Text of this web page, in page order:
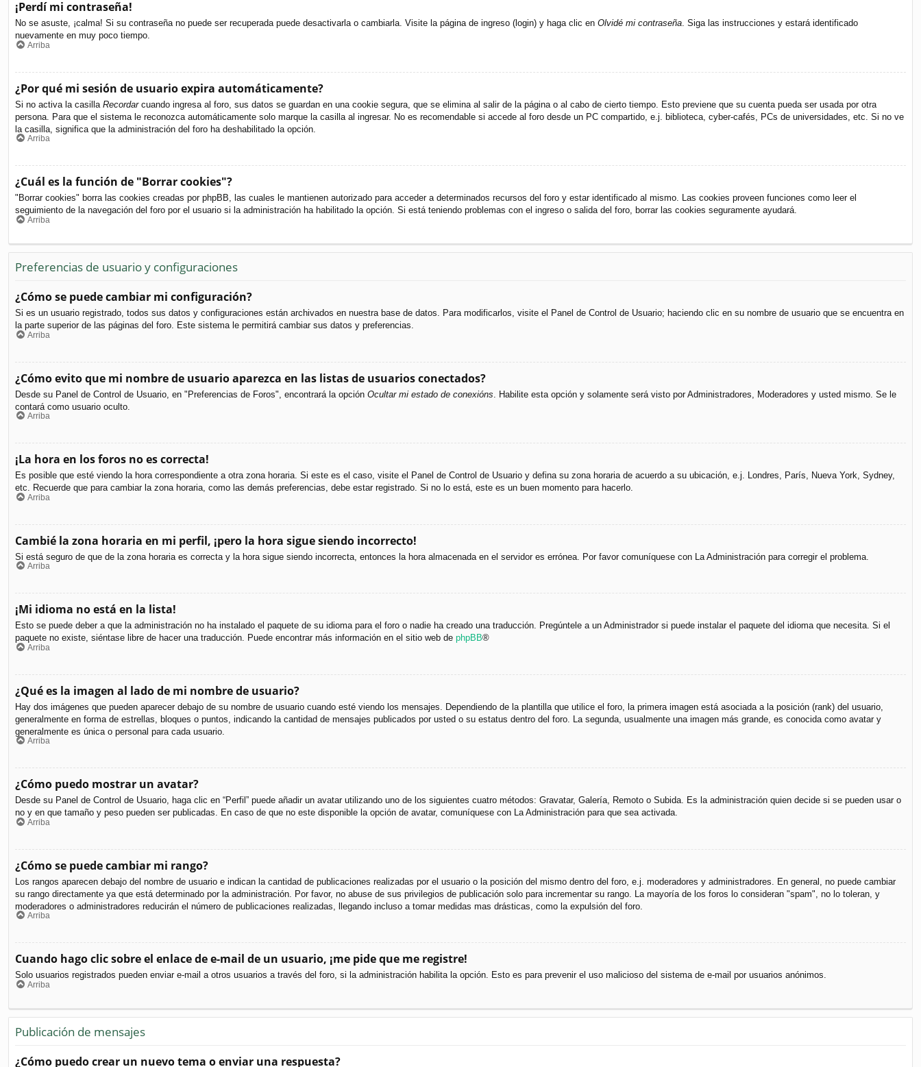
¡Perdí mi contraseña!
No se asuste, ¡calma! Si su contraseña no puede ser recuperada puede desactivarla o cambiarla. Visite la página de ingreso (login) y haga clic en Olvidé mi contraseña. Siga las instrucciones y estará identificado
nuevamente en muy poco tiempo.
Arriba
¿Por qué mi sesión de usuario expira automáticamente?
Si no activa la casilla Recordarcuando ingresa al foro, sus datos se guardan en una cookie segura, que se elimina al salir de la página o al cabo de cierto tiempo. Esto previene que su cuenta pueda ser usada por otra
persona. Para que el sistema le reconozca automáticamente solo marque la casilla al ingresar. No es recomendable si accede al foro desde un PC compartido, e.j. biblioteca, cyber-cafés, PCs de universidades, etc. Si no ve
la casilla, significa que la administración del foro ha deshabilitado la opción.
Arriba
¿Cuál es la función de "Borrar cookies"?
"Borrar cookies" borra las cookies creadas por phpBB, las cuales le mantienen autorizado para acceder a determinados recursos del foro y estar identificado al mismo. Las cookies proveen funciones como leer el
seguimiento de la navegación del foro por el usuario si la administración ha habilitado la opción. Si está teniendo problemas con el ingreso o salida del foro, borrar las cookies seguramente ayudará.
Arriba
Preferencias de usuario y configuraciones
¿Cómo se puede cambiar mi configuración?
Si es un usuario registrado, todos sus datos y configuraciones están archivados en nuestra base de datos. Para modificarlos, visite el Panel de Control de Usuario; haciendo clic en su nombre de usuario que se encuentra en
la parte superior de las páginas del foro. Este sistema le permitirá cambiar sus datos y preferencias.
Arriba
¿Cómo evito que mi nombre de usuario aparezca en las listas de usuarios conectados?
Desde su Panel de Control de Usuario, en "Preferencias de Foros", encontrará la opción Ocultar mi estado de conexións . Habilite esta opción y solamente será visto por Administradores, Moderadores y usted mismo. Se le
contará como usuario oculto.
Arriba
¡La hora en los foros no es correcta!
Es posible que esté viendo la hora correspondiente a otra zona horaria. Si este es el caso, visite el Panel de Control de Usuario y defina su zona horaria de acuerdo a su ubicación, e.j. Londres, París, Nueva York, Sydney,
etc. Recuerde que para cambiar la zona horaria, como las demás preferencias, debe estar registrado. Si no lo está, este es un buen momento para hacerlo.
Arriba
Cambié la zona horaria en mi perfil, ¡pero la hora sigue siendo incorrecto!
Si está seguro de que de la zona horaria es correcta y la hora sigue siendo incorrecta, entonces la hora almacenada en el servidor es errónea. Por favor comuníquese con La Administración para corregir el problema.
Arriba
¡Mi idioma no está en la lista!
Esto se puede deber a que la administración no ha instalado el paquete de su idioma para el foro o nadie ha creado una traducción. Pregúntele a un Administrador si puede instalar el paquete del idioma que necesita. Si el
paquete no existe, siéntase libre de hacer una traducción. Puede encontrar más información en el sitio web de phpBB®
Arriba
¿Qué es la imagen al lado de mi nombre de usuario?
Hay dos imágenes que pueden aparecer debajo de su nombre de usuario cuando esté viendo los mensajes. Dependiendo de la plantilla que utilice el foro, la primera imagen está asociada a la posición (rank) del usuario,
generalmente en forma de estrellas, bloques o puntos, indicando la cantidad de mensajes publicados por usted o su estatus dentro del foro. La segunda, usualmente una imagen más grande, es conocida como avatar y
generalmente es única o personal para cada usuario.
Arriba
¿Cómo puedo mostrar un avatar?
Desde su Panel de Control de Usuario, haga clic en “Perfil” puede añadir un avatar utilizando uno de los siguientes cuatro métodos: Gravatar, Galería, Remoto o Subida. Es la administración quien decide si se pueden usar o
no y en que tamaño y peso pueden ser publicadas. En caso de que no este disponible la opción de avatar, comuníquese con La Administración para que sea activada.
Arriba
¿Cómo se puede cambiar mi rango?
Los rangos aparecen debajo del nombre de usuario e indican la cantidad de publicaciones realizadas por el usuario o la posición del mismo dentro del foro, e.j. moderadores y administradores. En general, no puede cambiar
su rango directamente ya que está determinado por la administración. Por favor, no abuse de sus privilegios de publicación solo para incrementar su rango. La mayoría de los foros lo consideran "spam", no lo toleran, y
moderadores o administradores reducirán el número de publicaciones realizadas, llegando incluso a tomar medidas mas drásticas, como la expulsión del foro.
Arriba
Cuando hago clic sobre el enlace de e-mail de un usuario, ¡me pide que me registre!
Solo usuarios registrados pueden enviar e-mail a otros usuarios a través del foro, si la administración habilita la opción. Esto es para prevenir el uso malicioso del sistema de e-mail por usuarios anónimos.
Arriba
Publicación de mensajes
¿Cómo puedo crear un nuevo tema o enviar una respuesta?